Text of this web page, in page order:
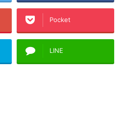
Pocket
LINE